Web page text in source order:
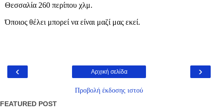
Θεσσαλία 260 περίπου χλμ.
Όποιος θέλει μπορεί να είναι μαζί μας εκεί.
‹ ›
Αρχική σελίδα
Προβολή έκδοσης ιστού
FEATURED POST